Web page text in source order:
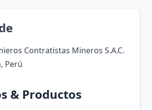
Contratistas Mineros S.A.C.
Perú
& Productos